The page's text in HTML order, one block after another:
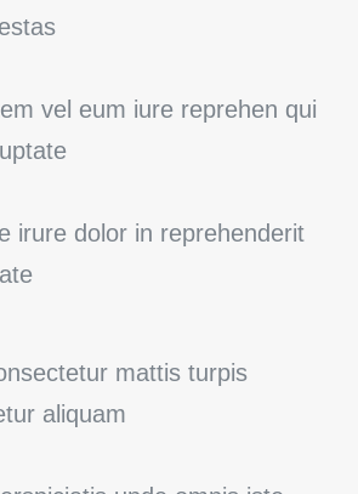
vel eum iure reprehen qui
irure dolor in reprehenderit
mattis turpis
aliquam